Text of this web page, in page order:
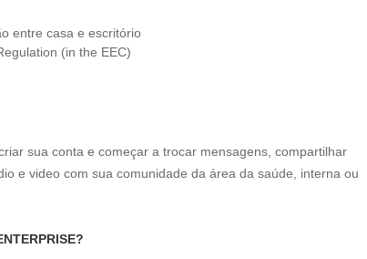
entre casa e escritório
(in the EEC)
sua conta e começar a trocar mensagens, compartilhar
e video com sua comunidade da área da saúde, interna ou